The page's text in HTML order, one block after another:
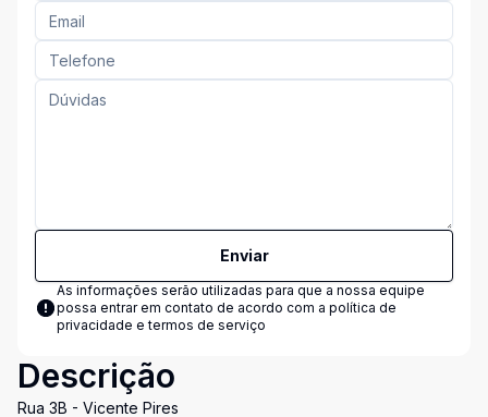
Enviar
As informações serão utilizadas para que a nossa equipe
possa entrar em contato de acordo com a política de
privacidade e termos de serviço
Descrição
Rua 3B - Vicente Pires